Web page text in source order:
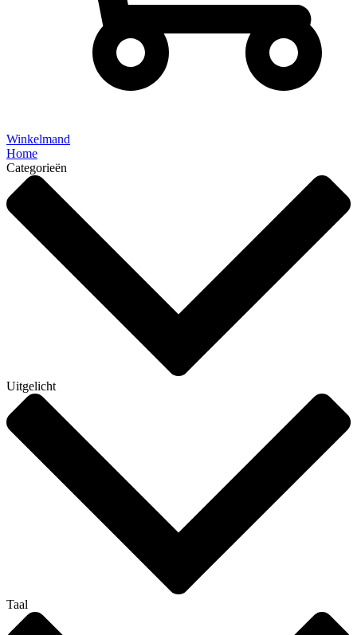
Winkelmand
Home
Categorieën
Uitgelicht
Taal